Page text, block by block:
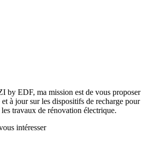
by EDF, ma mission est de vous proposer
à jour sur les dispositifs de recharge pour
travaux de rénovation électrique.
intéresser